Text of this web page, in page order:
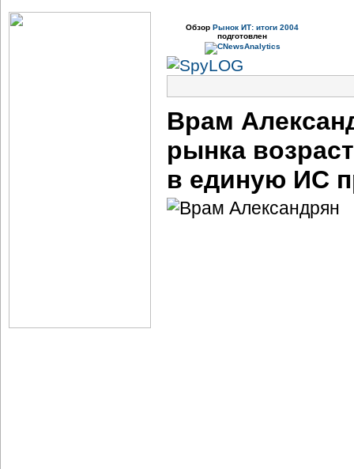
Обзор Рынок ИТ: итоги 2004
подготовлен
Врам
рынка
в единую ИС